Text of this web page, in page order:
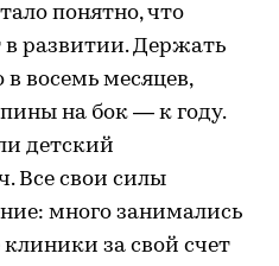
понятно, что
в развитии. Держать
в восемь месяцев,
на бок — к году.
детский
Все свои силы
много занимались
за свой счет